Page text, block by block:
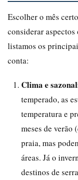
Escolher o mês
considerar
listamos os
conta:
Clima e
temperado, as
temperatura e
meses de verão
praia, mas
áreas. Já o
destinos de